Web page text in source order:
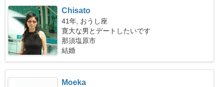
Chisato
41年, おうし座
寛大な男とデートしたいです
那須塩原市
結婚
Moeka